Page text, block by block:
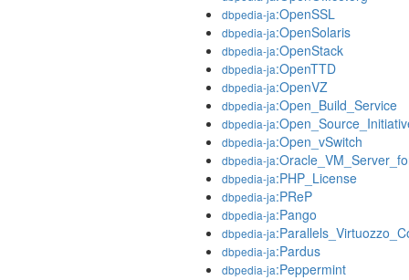
dbpedia-ja:OpenSSL
dbpedia-ja:OpenSolaris
dbpedia-ja:OpenStack
dbpedia-ja:OpenTTD
dbpedia-ja:OpenVZ
dbpedia-ja:Open_Build_Service
dbpedia-ja
dbpedia-ja:Open_vSwitch
dbpedia-ja
dbpedia-ja:PHP_License
dbpedia-ja:PReP
dbpedia-ja:Pango
dbpedia-ja
dbpedia-ja:Pardus
dbpedia-ja:Peppermint